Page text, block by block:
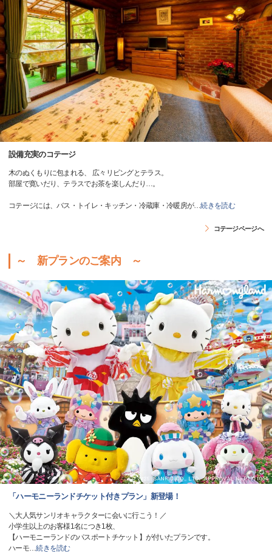
設備充実のコテージ
木のぬくもりに包まれる、 広々リビングとテラス。
部屋で寛いだり、テラスでお茶を楽しんだり…。
コテージには、バス・トイレ・キッチン・冷蔵庫・冷暖房が…続きを読む
コテージページへ
～ 新プランのご案内 ～
「ハーモニーランドチケット付きプラン」新登場！
＼大人気サンリオキャラクターに会いに行こう！／
小学生以上のお客様1名につき1枚、
【ハーモニーランドのパスポートチケット】が付いたプランです。
ハーモ…続きを読む